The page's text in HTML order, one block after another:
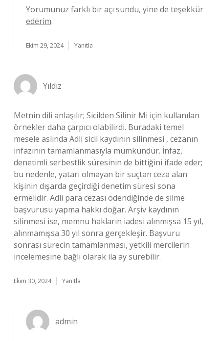
Yorumunuz farklı bir açı sundu, yine de teşekkür
ederim.
Ekim 29, 2024 Yanıtla
Yıldız
Metnin dili anlaşılır; Sicilden Silinir Mi için kullanılan
örnekler daha çarpıcı olabilirdi. Buradaki temel
mesele aslında Adli sicil kaydının silinmesi , cezanın
infazının tamamlanmasıyla mümkündür. İnfaz,
denetimli serbestlik süresinin de bittiğini ifade eder;
bu nedenle, yatarı olmayan bir suçtan ceza alan
kişinin dışarda geçirdiği denetim süresi sona
ermelidir. Adli para cezası ödendiğinde de silme
başvurusu yapma hakkı doğar. Arşiv kaydının
silinmesi ise, memnu hakların iadesi alınmışsa 15 yıl,
alınmamışsa 30 yıl sonra gerçekleşir. Başvuru
sonrası sürecin tamamlanması, yetkili mercilerin
incelemesine bağlı olarak ila ay sürebilir.
Ekim 30, 2024 Yanıtla
admin